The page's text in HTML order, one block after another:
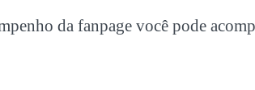
da fanpage você pode